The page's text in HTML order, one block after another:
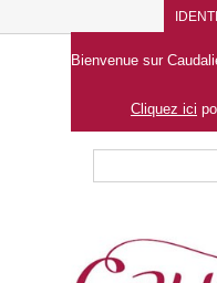
Bienvenue sur
Cliquez ici